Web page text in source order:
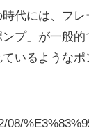
代には、フレ
プ」が一般
いるようなポ
08/